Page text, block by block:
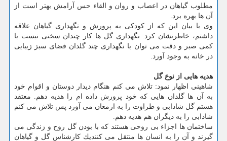
مطلوب گیاهان در اعصاب و روان و القاء حس آرامش بهتر است از
آن ها بهره برد.
وی با بیان این كه از كودكی به پرورش و نگهداری گیاهان علاقه
داشتم، خاطرنشان كرد: نگهداری گل ها كار چندان سختی نیست با
كمی صبر و دقت می توان با نگهداری چند گلدان فضای سبز زیبایی
در خانه به وجود آورد.
هدیه هایی از نوع گل
شاهینی اظهار نمود: تلاش می كنم هنگام دیدار دوستان و اقوام خود
به آن ها گلدان هایی كه خود پرورش داده ام را هدیه دهم. معتقد
هستم گل شادابی و طراوت را به ارمغان می آورد پس تلاش می كنم
شادابی را به دیگران هم هدیه دهم.
ساختمان ها اجزاء بی روحی هستند كه با بودن گل روح و زندگی می
گیرند و آن را به انسان ها منتقل می كنندیك كارشناس گل و گیاهان